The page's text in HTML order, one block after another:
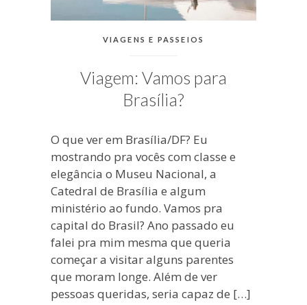
CATEGORIAS:
VIAGENS E PASSEIOS
Viagem: Vamos para
Brasília?
O que ver em Brasília/DF? Eu
mostrando pra vocês com classe e
elegância o Museu Nacional, a
Catedral de Brasília e algum
ministério ao fundo. Vamos pra
capital do Brasil? Ano passado eu
falei pra mim mesma que queria
começar a visitar alguns parentes
que moram longe. Além de ver
pessoas queridas, seria capaz de […]